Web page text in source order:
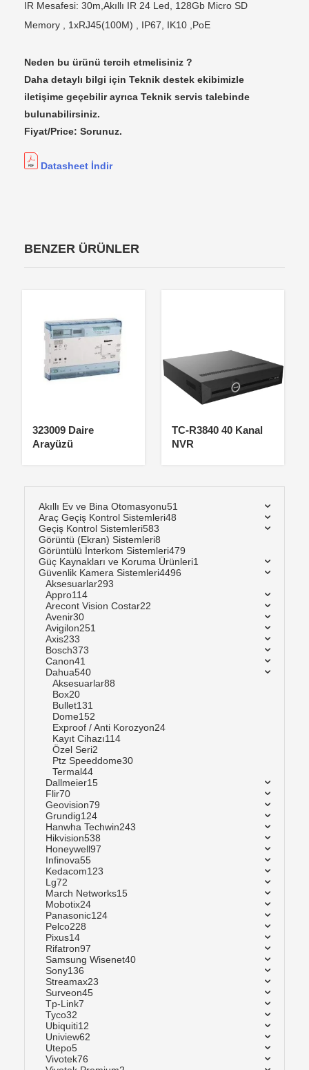
IR Mesafesi: 30m,Akıllı IR 24 Led, 128Gb Micro SD
Memory , 1xRJ45(100M) , IP67, IK10 ,PoE
Neden bu ürünü tercih etmelisiniz ?
Daha detaylı bilgi için Teknik destek ekibimizle
iletişime geçebilir ayrıca Teknik servis talebinde
bulunabilirsiniz.
Fiyat/Price: Sorunuz.
Datasheet İndir
BENZER ÜRÜNLER
323009 Daire
Arayüzü
TC-R3840 40 Kanal
NVR
Akıllı Ev ve Bina Otomasyonu51
Araç Geçiş Kontrol Sistemleri48
Geçiş Kontrol Sistemleri583
Görüntü (Ekran) Sistemleri8
Görüntülü İnterkom Sistemleri479
Güç Kaynakları ve Koruma Ürünleri1
Güvenlik Kamera Sistemleri4496
Aksesuarlar293
Appro114
Arecont Vision Costar22
Avenir30
Avigilon251
Axis233
Bosch373
Canon41
Dahua540
Aksesuarlar88
Box20
Bullet131
Dome152
Exproof / Anti Korozyon24
Kayıt Cihazı114
Özel Seri2
Ptz Speeddome30
Termal44
Dallmeier15
Flir70
Geovision79
Grundig124
Hanwha Techwin243
Hikvision538
Honeywell97
Infinova55
Kedacom123
Lg72
March Networks15
Mobotix24
Panasonic124
Pelco228
Pixus14
Rifatron97
Samsung Wisenet40
Sony136
Streamax23
Surveon45
Tp-Link7
Tyco32
Ubiquiti12
Uniview62
Utepo5
Vivotek76